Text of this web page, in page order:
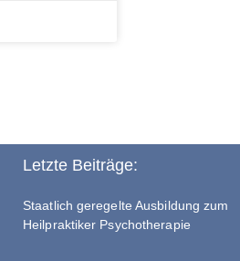
Letzte Beiträge:
Staatlich geregelte Ausbildung zum
Heilpraktiker Psychotherapie